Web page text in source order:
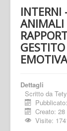
INTERNI
ANIMALI
Dettagli
Scritto da
Creato:
Visite: